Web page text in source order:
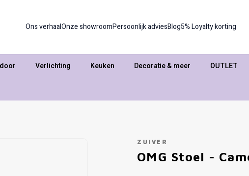
Ons verhaalOnze showroomPersoonlijk adviesBlog5% Loyalty korting
Verlichting Keuken Decoratie & meer OUTLET
ZUIVER
OMG Stoel -